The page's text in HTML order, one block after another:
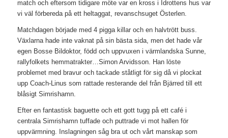
match och eftersom tidigare möte var en kross i Idrottens hus var
vi väl förbereda på ett heltaggat, revanschsuget Österlen.
Matchdagen började med 4 pigga killar och en halvtrött buss.
Växlarna hade inte vaknat på sin bästa sida, men det hade vår
egen Bosse Bildoktor, född och uppvuxen i värmlandska Sunne,
rallyfolkets hemmatrakter…Simon Arvidsson. Han löste
problemet med bravur och tackade ståtligt för sig då vi plockat
upp Coach-Linus som rattade resterande del från Bjärred till ett
blåsigt Simrishamn.
Efter en fantastisk baguette och ett gott tugg på ett café i
centrala Simrishamn tuffade och puttrade vi mot hallen för
uppvärmning. Inslagningen såg bra ut och vårt manskap som